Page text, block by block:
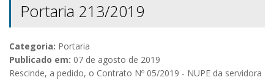
Portaria 213/2019
Categoria: Portaria
Publicado em: 07 de agosto de 2019
Rescinde, a pedido, o Contrato Nº 05/2019 - NUPE da servidora